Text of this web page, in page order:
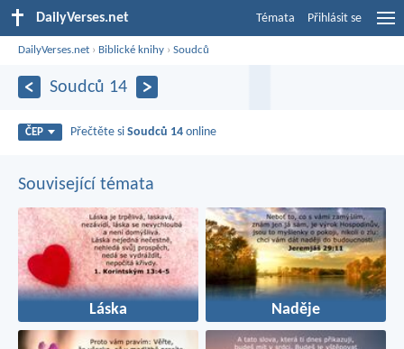
DailyVerses.net Témata Přihlásit se
DailyVerses.net › Biblické knihy ›Soudců
Soudců 14
ČEP Přečtěte siSoudců 14 online
Související témata
Láska Naděje